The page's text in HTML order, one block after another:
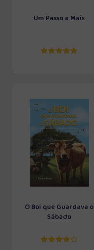
Um Passo a Mais
O Boi que Guardava o
Sábado